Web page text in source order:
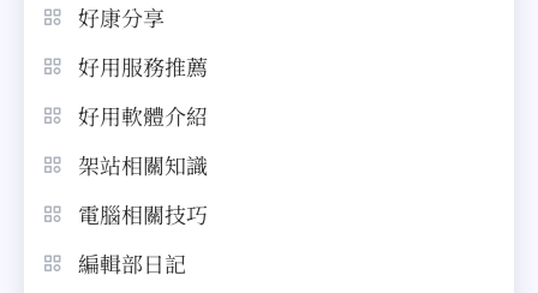
好康分享
好用服務推薦
好用軟體介紹
架站相關知識
電腦相關技巧
編輯部日記